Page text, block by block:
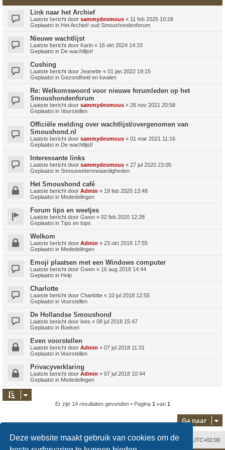
Deze website maakt gebruik van cookies om de
Link naar het Archief
Laatste bericht door sammydesmous « 11 feb 2025 10:28
Geplaatst in Het Archief/ oud Smoushondenforum
Nieuwe wachtlijst
Laatste bericht door Karin « 16 okt 2024 14:33
Geplaatst in De wachtlijst!
Cushing
Laatste bericht door Jeanette « 01 jan 2022 19:15
Geplaatst in Gezondheid en kwalen
Re: Welkomswoord voor nieuwe forumleden op het
Smoushondenforum
Laatste bericht door sammydesmous « 26 nov 2021 20:58
Geplaatst in Voorstellen
Officiële melding over wachtlijst/overgenomen van
Smoushond.nl
Laatste bericht door sammydesmous « 01 mar 2021 11:16
Geplaatst in De wachtlijst!
Interessante links
Laatste bericht door sammydesmous « 27 jul 2020 23:05
Geplaatst in Smouswetenswaardigheden
Het Smoushond café
Laatste bericht door Admin « 19 feb 2020 13:48
Geplaatst in Mededelingen
Forum tips en weetjes
Laatste bericht door Gwen « 02 feb 2020 12:28
Geplaatst in Tips en tops
Welkom
Laatste bericht door Admin « 23 okt 2018 17:55
Geplaatst in Mededelingen
Emoji plaatsen met een Windows computer
Laatste bericht door Gwen « 16 aug 2018 14:44
Geplaatst in Help
Charlotte
Laatste bericht door Charlotte « 10 jul 2018 12:55
Geplaatst in Voorstellen
De Hollandse Smoushond
Laatste bericht door loes « 08 jul 2018 15:47
Geplaatst in Boeken
Even voorstellen
Laatste bericht door Admin « 07 jul 2018 11:31
Geplaatst in Voorstellen
Privacyverklaring
Laatste bericht door Admin « 07 jul 2018 10:44
Geplaatst in Mededelingen
Er zijn 14 resultaten gevonden • Pagina 1 van 1
Ga naar
Alle tijden zijn UTC+02:00
Verwijder cookies
Contact